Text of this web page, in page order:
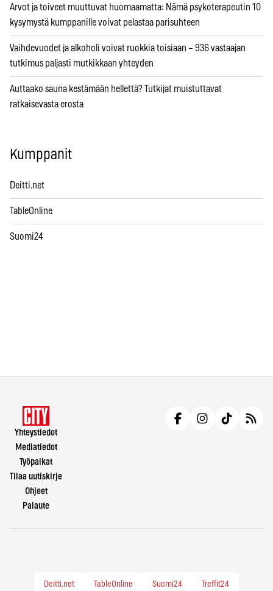
Arvot ja toiveet muuttuvat huomaamatta: Nämä psykoterapeutin 10
kysymystä kumppanille voivat pelastaa parisuhteen
Vaihdevuodet ja alkoholi voivat ruokkia toisiaan – 936 vastaajan
tutkimus paljasti mutkikkaan yhteyden
Auttaako sauna kestämään hellettä? Tutkijat muistuttavat
ratkaisevasta erosta
Kumppanit
Deitti.net
TableOnline
Suomi24
Yhteystiedot
Mediatiedot
Työpaikat
Tilaa uutiskirje
Ohjeet
Palaute
Deitti.net TableOnline Suomi24 Treffit24